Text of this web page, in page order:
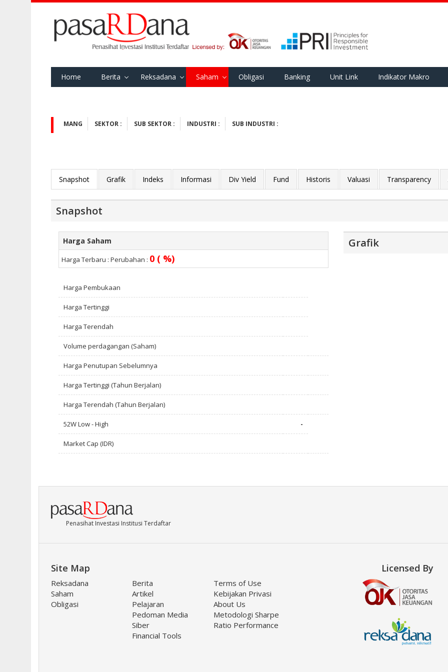
Home Berita Reksadana Saham Obligasi Banking Unit Link Indikator Makro
MANG SEKTOR : SUB SEKTOR : INDUSTRI : SUB INDUSTRI :
Snapshot Grafik Indeks Informasi Div Yield Fund Historis Valuasi Transparency
Snapshot
Harga Saham
Harga Terbaru : Perubahan : 0 ( %)
Harga Pembukaan
Harga Tertinggi
Harga Terendah
Volume perdagangan (Saham)
Harga Penutupan Sebelumnya
Harga Tertinggi (Tahun Berjalan)
Harga Terendah (Tahun Berjalan)
52W Low - High -
Market Cap (IDR)
Grafik
Penasihat Investasi Institusi Terdaftar
Site Map
Reksadana
Saham
Obligasi
Berita
Artikel
Pelajaran
Pedoman Media
Siber
Financial Tools
Terms of Use
Kebijakan Privasi
About Us
Metodologi Sharpe
Ratio Performance
Licensed By